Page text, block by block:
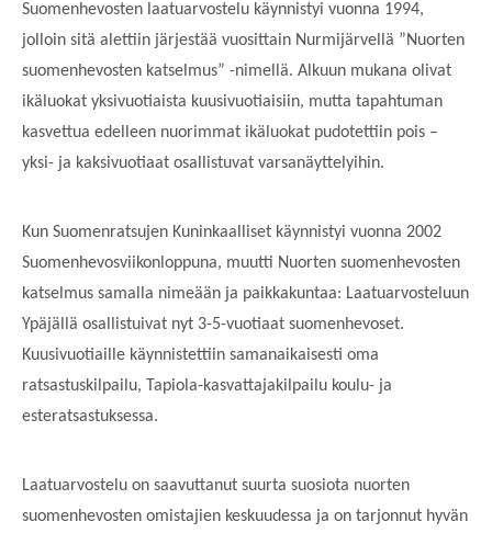
Suomenhevosten laatuarvostelu käynnistyi vuonna 1994,
jolloin sitä alettiin järjestää vuosittain Nurmijärvellä ”Nuorten
suomenhevosten katselmus” -nimellä. Alkuun mukana olivat
ikäluokat yksivuotiaista kuusivuotiaisiin, mutta tapahtuman
kasvettua edelleen nuorimmat ikäluokat pudotettiin pois –
yksi- ja kaksivuotiaat osallistuvat varsanäyttelyihin.
Kun Suomenratsujen Kuninkaalliset käynnistyi vuonna 2002
Suomenhevosviikonloppuna, muutti Nuorten suomenhevosten
katselmus samalla nimeään ja paikkakuntaa: Laatuarvosteluun
Ypäjällä osallistuivat nyt 3-5-vuotiaat suomenhevoset.
Kuusivuotiaille käynnistettiin samanaikaisesti oma
ratsastuskilpailu, Tapiola-kasvattajakilpailu koulu- ja
esteratsastuksessa.
Laatuarvostelu on saavuttanut suurta suosiota nuorten
suomenhevosten omistajien keskuudessa ja on tarjonnut hyvän